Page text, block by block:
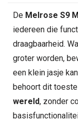
De Melrose S9
iedereen die
draagbaarheid.
groter worden,
een klein jasje
behoort dit
wereld, zonder